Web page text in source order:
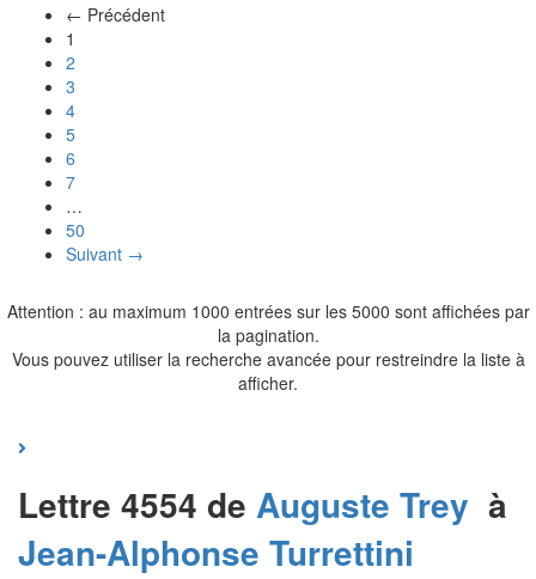
← Précédent
1
2
3
4
5
6
7
…
50
Suivant →
Attention : au maximum 1000 entrées sur les 5000 sont affichées par
la pagination.
Vous pouvez utiliser la recherche avancée pour restreindre la liste à
afficher.
Lettre 4554 de Auguste Trey à
Jean-Alphonse Turrettini